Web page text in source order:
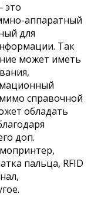
это
аппаратный
для
Так
может иметь
справочной
обладать
доп.
пальца, RFID